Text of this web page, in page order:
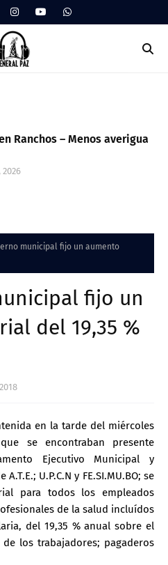
Ranchos – Menos averigua
municipal fijo un aumento
fijo un
del 19,35 %
en la tarde del miércoles
se encontraban presente
Ejecutivo Municipal y
U.P.C.N y FE.SI.MU.BO; se
para todos los empleados
de la salud incluídos
del 19,35 % anual sobre el
los trabajadores; pagaderos